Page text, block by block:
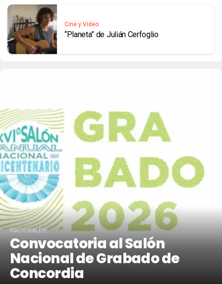
Cine y Video
“Planeta” de Julián Cerfoglio
NACIONALES
Convocatoria al Salón
Nacional de Grabado de
Concordia